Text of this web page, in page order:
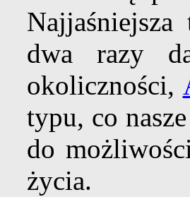
Najjaśniejsza
dwa razy
okoliczności,
typu, co nasze
do
życia.